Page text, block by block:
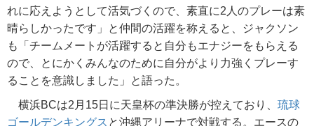
れに応えようとして活気づくので、素直に2人のプレーは素
晴らしかったです」と仲間の活躍を称えると、ジャクソン
も「チームメートが活躍すると自分もエナジーをもらえる
ので、とにかくみんなのために自分がより力強くプレーす
ることを意識しました」と語った。
横浜BCは2月15日に天皇杯の準決勝が控えており、 琉球
ゴールデンキングス と沖縄アリーナで対戦する。エースの